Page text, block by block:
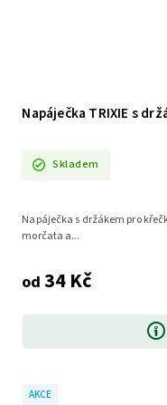
Napáječka TRIXIE s
Skladem
od34 Kč
Napáječka s držákem pro
morčata a...
AKCE